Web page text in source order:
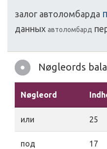
залог автоломбарда
данных автоломбард
Nøgleords
Nøgleord
или 25
под 17